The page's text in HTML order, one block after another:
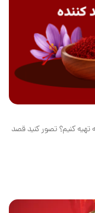
تهیه کنیم؟ تصور کنید قصد